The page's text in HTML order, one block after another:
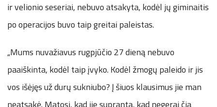
ir velionio seseriai, nebuvo atsakyta, kodėl jų giminaitis
po operacijos buvo taip greitai paleistas.
„Mums nuvažiavus rugpjūčio 27 dieną nebuvo
paaiškinta, kodėl taip įvyko. Kodėl žmogų paleido ir jis
vos išėjęs už durų sukniubo? Į šiuos klausimus jie man